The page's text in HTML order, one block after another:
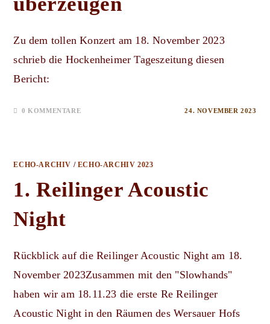
Zu dem tollen Konzert am 18. November 2023
schrieb die Hockenheimer Tageszeitung diesen
Bericht:
0 KOMMENTARE 24. NOVEMBER 2023
ECHO-ARCHIV / ECHO-ARCHIV 2023
1. Reilinger Acoustic
Night
Rückblick auf die Reilinger Acoustic Night am 18.
November 2023Zusammen mit den "Slowhands"
haben wir am 18.11.23 die erste Re Reilinger
Acoustic Night in den Räumen des Wersauer Hofs